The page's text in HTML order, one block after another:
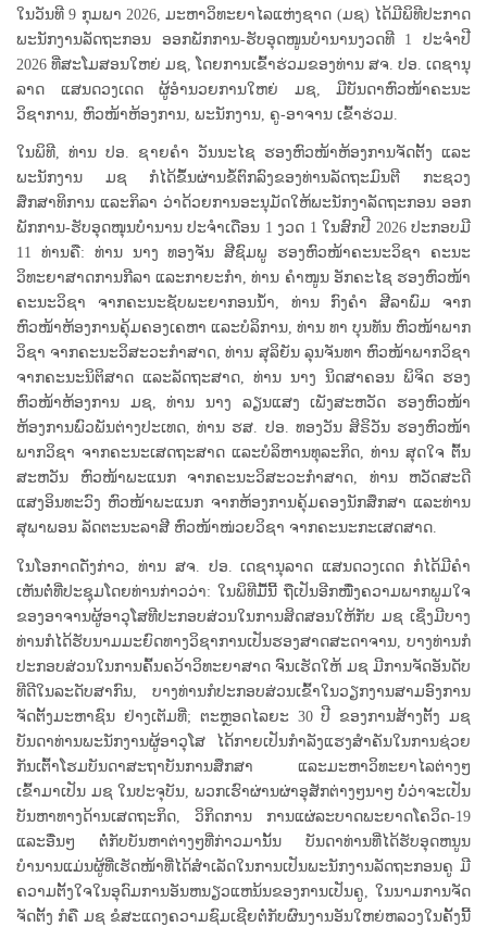
ໃນວັນທີ 9 ກຸມພາ 2026, ມະຫາວິທະຍາໄລແຫ່ງຊາດ (ມຊ) ໄດ້ມີພິທີປະກາດ
ພະນັກງານລັດຖະກອນ ອອກພັກການ-ຮັບອຸດໜູນບຳນານງວດທີ 1 ປະຈຳປີ
2026 ທີ່ສະໂມສອນໃຫຍ່ ມຊ, ໂດຍການເຂົ້າຮ່ວມຂອງທ່ານ ສຈ. ປອ. ເດຊານຸ
ລາດ ແສນດວງເດດ ຜູ້ອຳນວຍການໃຫຍ່ ມຊ, ມີບັນດາຫົວໜ້າຄະນະ
ວິຊາການ, ຫົວໜ້າຫ້ອງການ, ພະນັກງານ, ຄູ-ອາຈານ ເຂົ້າຮ່ວມ.
ໃນພິທີ, ທ່ານ ປອ. ຊາຍຄຳ ວັນນະໄຊ ຮອງຫົວໜ້າຫ້ອງການຈັດຕັ້ງ ແລະ
ພະນັກງານ ມຊ ກໍໄດ້ຂຶ້ນຜ່ານຂໍ້ຕົກລົງຂອງທ່ານລັດຖະມົນຕີ ກະຊວງ
ສຶກສາທິການ ແລະກິລາ ວ່າດ້ວຍການອະນຸມັດໃຫ້ພະນັກງາລັດຖະກອນ ອອກ
ພັກການ-ຮັບອຸດໜຸນບຳນານ ປະຈຳເດືອນ 1 ງວດ 1 ໃນສົກປີ 2026 ປະກອບມີ
11 ທ່ານຄື: ທ່ານ ນາງ ທອງຈັນ ສີຊົມພູ ຮອງຫົວໜ້າຄະນະວິຊາ ຄະນະ
ວິທະຍາສາດການກີລາ ແລະກາຍະກຳ, ທ່ານ ຄຳໜູນ ອັກຄະໄຊ ຮອງຫົວໜ້າ
ຄະນະວິຊາ ຈາກຄະນະຊັບພະຍາກອນນໍ້າ, ທ່ານ ກົງຄຳ ສີລາພົມ ຈາກ
ຫົວໜ້າຫ້ອງການຄຸ້ມຄອງເຄຫາ ແລະບໍລິການ, ທ່ານ ທາ ບຸນທັນ ຫົວໜ້າພາກ
ວິຊາ ຈາກຄະນະວິສະວະກຳສາດ, ທ່ານ ສຸລິຍັນ ລຸນຈັນທາ ຫົວໜ້າພາກວິຊາ
ຈາກຄະນະນິຕິສາດ ແລະລັດຖະສາດ, ທ່ານ ນາງ ນິດສາຄອນ ພິຈິດ ຮອງ
ຫົວໜ້າຫ້ອງການ ມຊ, ທ່ານ ນາງ ລຽນແສງ ເພັງສະຫວັດ ຮອງຫົວໜ້າ
ຫ້ອງການພົວພັນຕ່າງປະເທດ, ທ່ານ ຮສ. ປອ. ທອງວັນ ສິຣິວັນ ຮອງຫົວໜ້າ
ພາກວິຊາ ຈາກຄະນະເສດຖະສາດ ແລະບໍລິຫານທຸລະກິດ, ທ່ານ ສຸດໃຈ ຕົ້ນ
ສະຫວັນ ຫົວໜ້າພະແນກ ຈາກຄະນະວິສະວະກຳສາດ, ທ່ານ ຫວັດສະດີ
ແສງອິນທະວົງ ຫົວໜ້າພະແນກ ຈາກຫ້ອງການຄຸ້ມຄອງນັກສຶກສາ ແລະທ່ານ
ສຸພາພອນ ລັດຕະນະລາສີ ຫົວໜ້າໜ່ວຍວິຊາ ຈາກຄະນະກະເສດສາດ.
ໃນໂອກາດດັ່ງກ່າວ, ທ່ານ ສຈ. ປອ. ເດຊານຸລາດ ແສນດວງເດດ ກໍໄດ້ມີຄຳ
ເຫັນຕໍ່ທີ່ປະຊຸມໂດຍທ່ານກ່າວວ່າ: ໃນພິທີມື້ນີ້ ຖືເປັນອີກໜື່ງຄວາມພາກພູມໃຈ
ຂອງອາຈານຜູ້ອາວຸໂສທີປະກອບສ່ວນໃນການສິດສອນໃຫ້ກັບ ມຊ ເຊິ່ງມີບາງ
ທ່ານກໍໄດ້ຮັບນາມມະຍົດທາງວິຊາການເປັນຮອງສາດສະດາຈານ, ບາງທ່ານກໍ
ປະກອບສ່ວນໃນການຄົ້ນຄວ້າວິທະຍາສາດ ຈົນເຮັດໃຫ້ ມຊ ມີການຈັດອັນດັບ
ທີດີໃນລະດັບສາກົນ, ບາງທ່ານກໍປະກອບສ່ວນເຂົ້າໃນວຽກງານສາມອົງການ
ຈັດຕັ້ງມະຫາຊົນ ຢ່າງເຕັມທີ່; ຕະຫຼອດໄລຍະ 30 ປີ ຂອງການສ້າງຕັ້ງ ມຊ
ບັນດາທ່ານພະນັກງານຜູ້ອາວຸໂສ ໄດ້ກາຍເປັນກຳລັງແຮງສຳຄັນໃນການຊ່ວຍ
ກັນເຕົ້າໂຮມບັນດາສະຖາບັນການສຶກສາ ແລະມະຫາວິທະຍາໄລຕ່າງໆ
ເຂົ້າມາເປັນ ມຊ ໃນປະຈຸບັນ, ພວກເຮົາຜ່ານຜ່າອຸສັກຕ່າງໆນາໆ ບໍ່ວ່າຈະເປັນ
ບັນຫາທາງດ້ານເສດຖະກິດ, ວິກິດການ ການແຜ່ລະບາດພະຍາດໂຄວິດ-19
ແລະອື່ນໆ ຕໍ່ກັບບັນຫາຕ່າງໆທີ່ກ່າວມານັ້ນ ບັນດາທ່ານທີ່ໄດ້ຮັບອຸດຫນູນ
ບຳນານແມ່ນຜູ້ທີ່ເຮັດໜ້າທີ່ໄດ້ສຳເລັດໃນການເປັນພະນັກງານລັດຖະກອນຄູ ມີ
ຄວາມຕັ້ງໃຈໃນອຸດົມການອັນຫນຽວແຫນ້ນຂອງການເປັນຄູ, ໃນນາມການຈັດ
ຈັດຕັ້ງ ກໍຄື ມຊ ຂໍສະແດງຄວາມຊົມເຊີຍຕໍ່ກັບຜົນງານອັນໃຫຍ່ຫລວງໃນຄັ້ງນີ້